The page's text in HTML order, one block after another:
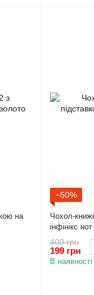
на
−50%
Чохол-
інфінікс
400 грн
199 грн
В наявності